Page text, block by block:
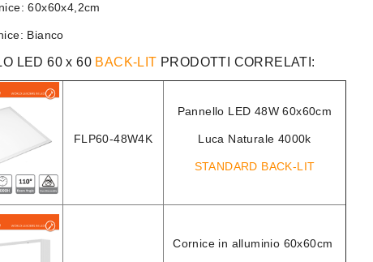
60x60x4,2cm
Bianco
LED 60 x 60 BACK-LIT PRODOTTI CORRELATI:
FLP60-48W4K
Pannello LED 48W 60x60cm
Luca Naturale 4000k
STANDARD BACK-LIT
Cornice in alluminio 60x60cm